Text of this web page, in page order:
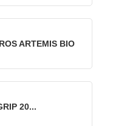
ARTEMIS BIO
20...